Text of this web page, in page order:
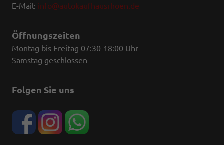
E-Mail: info@autokaufhausrhoen.de
Öffnungszeiten
Montag bis Freitag 07:30-18:00 Uhr
Samstag geschlossen
Folgen Sie uns